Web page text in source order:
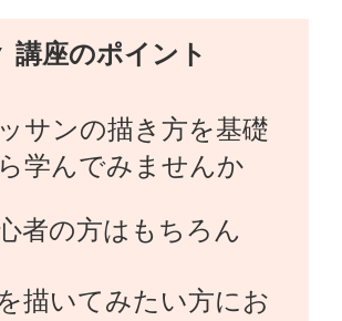
講座のポイント
サンの描き方を基礎
学んでみませんか
者の方はもちろん
描いてみたい方にお